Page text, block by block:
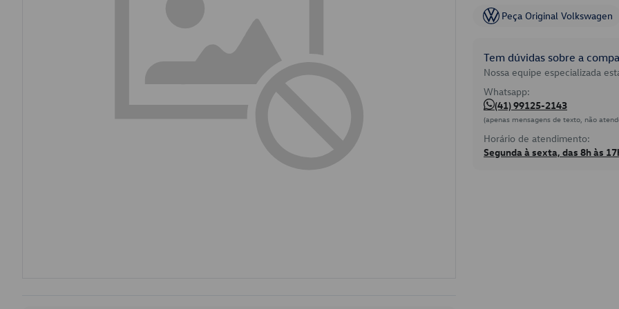
Peça Original Volkswagen
Tem dúvidas sobre a
Nossa equipe especializada
Whatsapp:
(41) 99125-2143
(apenas mensagens de texto, não
Horário de atendimento:
Segunda à sexta, das 8h às